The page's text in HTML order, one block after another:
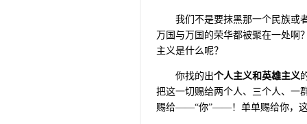
我们不是要抹黑那一个民族或
万国与万国的荣华都被聚在一处啊
主义是什么呢？
你找的出个人主义和英雄主义
把这一切赐给两个人、三个人、一
赐给——“你”——！单单赐给你，这